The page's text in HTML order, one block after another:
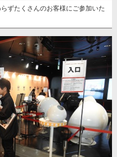
ずたくさんのお客様にご参加いた